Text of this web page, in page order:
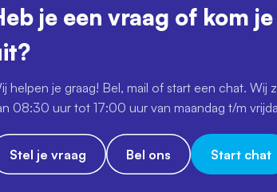
je een vraag of kom
helpen je graag! Bel, mail of start een chat. Wij
08:30 uur tot 17:00 uur van maandag t/m
Stel je vraag Bel ons Start chat